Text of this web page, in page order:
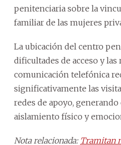
penitenciaria sobre la
familiar de las mujeres
La ubicación del centro
dificultades de acceso y
comunicación telefónica
significativamente las
redes de apoyo,
aislamiento físico y
Nota relacionada: Tramitan